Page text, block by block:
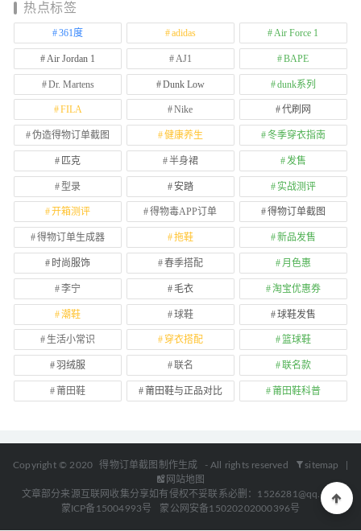
热点标签
361度 adidas Air Force 1
Air Jordan 1 AJ1 BAPE
Dr. Martens Dunk Low dunk系列
FILA Nike 代刷网
伪造得物订单截图 健康养生 冬季穿衣指南
匹克 半身裙 发售
型录 安踏 实战测评
开箱测评 得物毒APP订单 得物订单截图
得物订单生成器 拖鞋 新品发售
时尚服饰 春季搭配 月色惠
李宁 毛衣 淘宝优惠券
潮鞋 球鞋 球鞋发售
生活小常识 穿衣搭配 篮球鞋
羽绒服 联名 联名款
莆田鞋 莆田鞋与正品对比 莆田鞋科普
Copyright © 2020 得物订单截图制作生成 - All rights reserved sitemap
网站地图
文章部分来源互联网收集分享如有侵权不妥联系必删：1526281@qq.com
蒙ICP备15004993号
蒙公网安备15020202000396号